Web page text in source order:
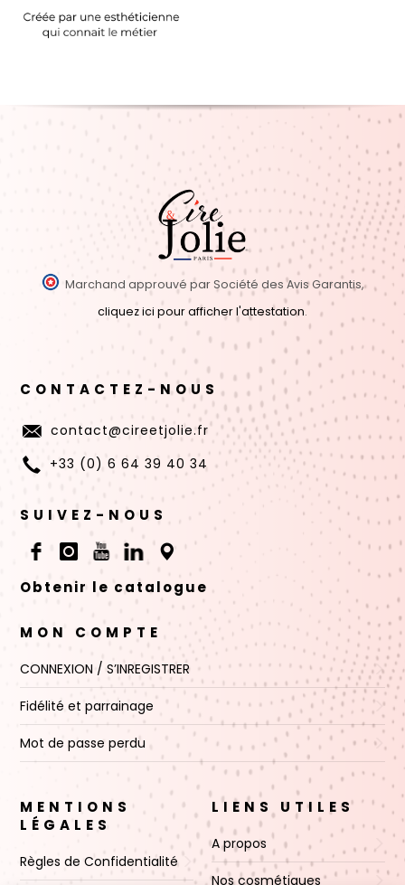
Marchand approuvé par Société des Avis Garantis,
cliquez ici pour afficher l'attestation.
CONTACTEZ-NOUS
contact@cireetjolie.fr
+33 (0) 6 64 39 40 34
SUIVEZ-NOUS
Obtenir le catalogue
MON COMPTE
CONNEXION / S’INREGISTRER
Fidélité et parrainage
Mot de passe perdu
MENTIONS
LÉGALES
Règles de Confidentialité
LIENS UTILES
A propos
Nos cosmétiques